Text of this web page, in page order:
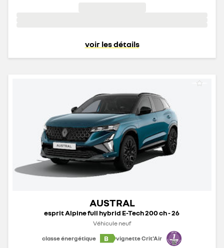
voir les détails
AUSTRAL
esprit Alpine full hybrid E-Tech 200 ch - 26
Véhicule neuf
classe énergétique
B vignette Crit'Air